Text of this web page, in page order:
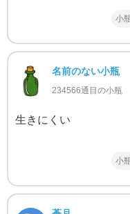
小
名前のない小瓶
234566通目の小瓶
生きにくい
小